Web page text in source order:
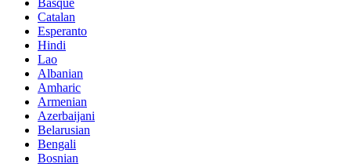
Catalan
Esperanto
Hindi
Lao
Albanian
Amharic
Armenian
Azerbaijani
Belarusian
Bengali
Bosnian